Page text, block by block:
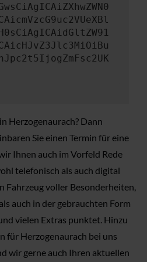
Herzogenaurach? Dann
Sie einen Termin für eine
Ihnen auch im Vorfeld Rede
telefonisch als auch digital
Fahrzeug voller Besonderheiten,
auch in der gebrauchten Form
vielen Extras punktet. Hinzu
für Herzogenaurach bei uns
wir gerne auch Ihren aktuellen